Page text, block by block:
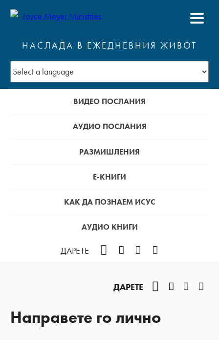
НАСЛАДА В ЕЖЕДНЕВНИЯ ЖИВОТ
ВИДЕО ПОСЛАНИЯ
АУДИО ПОСЛАНИЯ
РАЗМИШЛЕНИЯ
Е-КНИГИ
КАК ДА ПОЗНАЕМ ИСУС
АУДИО КНИГИ
ДАРЕТЕ FacebookInstagram
YouTube
ДАРЕТЕ FacebookInstagram
Направете го лично